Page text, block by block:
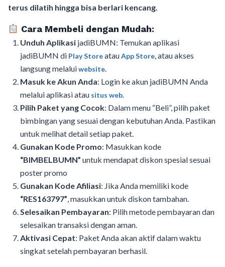
terus dilatih hingga bisa berlari kencang.
Cara Membeli dengan Mudah:
Unduh Aplikasi jadiBUMN: Temukan aplikasi
jadiBUMN di Play StoreatauApp Store, atau akses
langsung melaluiwebsite.
Masuk ke Akun Anda: Login ke akun jadiBUMN Anda
melalui aplikasi atau situs web.
Pilih Paket yang Cocok: Dalam menu “Beli”, pilih paket
bimbingan yang sesuai dengan kebutuhan Anda. Pastikan
untuk melihat detail setiap paket.
Gunakan Kode Promo: Masukkan kode
“BIMBELBUMN” untuk mendapat diskon spesial sesuai
poster promo
Gunakan Kode Afiliasi: Jika Anda memiliki kode
“RES163797”, masukkan untuk diskon tambahan.
Selesaikan Pembayaran: Pilih metode pembayaran dan
selesaikan transaksi dengan aman.
Aktivasi Cepat: Paket Anda akan aktif dalam waktu
singkat setelah pembayaran berhasil.